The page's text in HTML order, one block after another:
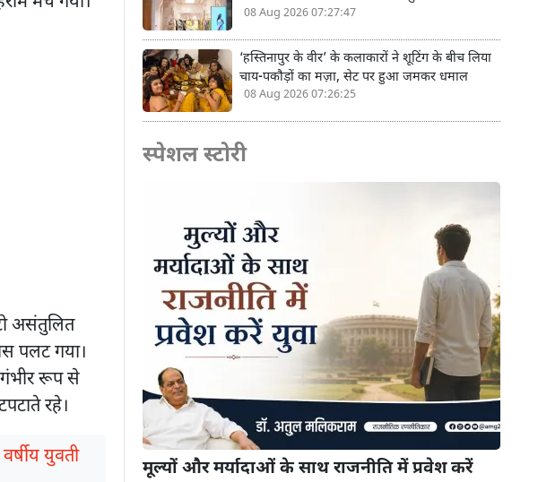
असंतुलित
पलट गया।
गंभीर रूप से
रहे।
युवती
08 Aug 2026 07:27:47
‘हस्तिनापुर के वीर’ के कलाकारों ने शूटिंग के बीच लिया
चाय-पकौड़ों का मज़ा, सेट पर हुआ जमकर धमाल
08 Aug 2026 07:26:25
स्पेशल स्टोरी
मूल्यों और मर्यादाओं के साथ राजनीति में प्रवेश करें